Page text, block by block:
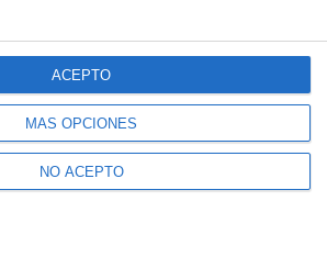
MÁS OPCIONES
NO ACEPTO
ACEPTO